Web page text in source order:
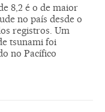
8,2 é o de maior
no país desde o
registros. Um
tsunami foi
no Pacífico